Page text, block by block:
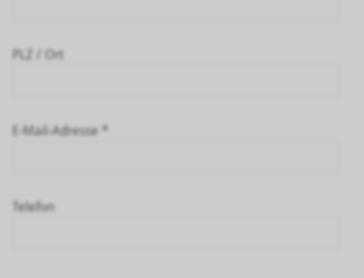
PLZ / Ort
E-Mail-Adresse *
Telefon